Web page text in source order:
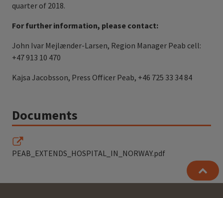
quarter of 2018.
For further information, please contact:
John Ivar Mejlænder-Larsen, Region Manager Peab cell:
+47 913 10 470
Kajsa Jacobsson, Press Officer Peab, +46 725 33 34 84
Documents
PEAB_EXTENDS_HOSPITAL_IN_NORWAY.pdf